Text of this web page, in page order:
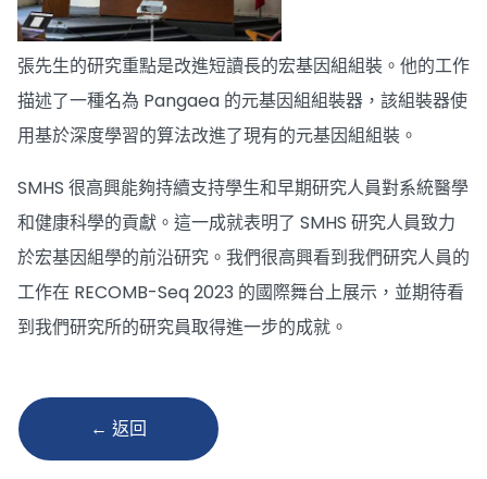
張先生的研究重點是改進短讀長的宏基因組組裝。他的工作
描述了一種名為 Pangaea 的元基因組組裝器，該組裝器使
用基於深度學習的算法改進了現有的元基因組組裝。
SMHS 很高興能夠持續支持學生和早期研究人員對系統醫學
和健康科學的貢獻。這一成就表明了 SMHS 研究人員致力
於宏基因組學的前沿研究。我們很高興看到我們研究人員的
工作在 RECOMB-Seq 2023 的國際舞台上展示，並期待看
到我們研究所的研究員取得進一步的成就。
← 返回